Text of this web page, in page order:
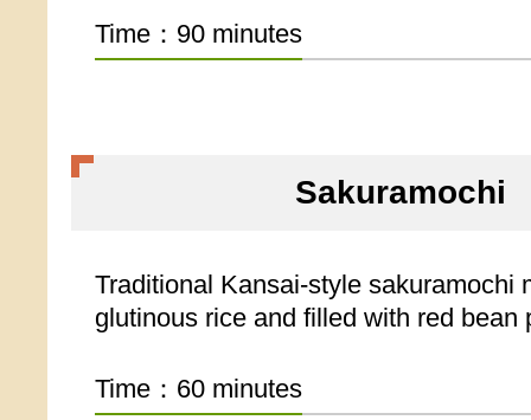
Time：90 minutes
Sakuramochi
Traditional Kansai-style sakuramochi
glutinous rice and filled with red bean
Time：60 minutes